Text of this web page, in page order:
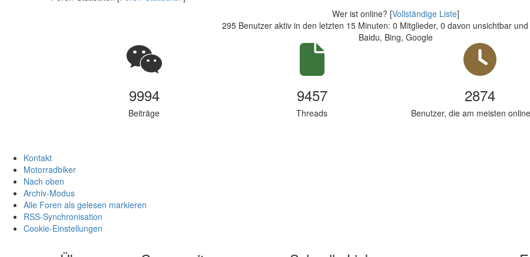
Wer ist online? [Vollständige Liste]
295 Benutzer aktiv in den letzten 15 Minuten: 0 Mitglieder, 0 davon unsichtbar
Baidu, Bing, Google
9994
Beiträge
9457
Threads
2874
Benutzer, die am meisten
Kontakt
Motorradbiker
Nach oben
Archiv-Modus
Alle Foren als gelesen markieren
RSS-Synchronisation
Cookie-Einstellungen